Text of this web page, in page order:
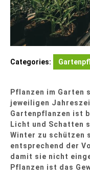
Categories:
Pflanzen im Garten
jeweiligen
Gartenpflanzen ist
Licht und Schatten
Winter zu schützen
entsprechend der
damit sie nicht
Pflanzen ist das